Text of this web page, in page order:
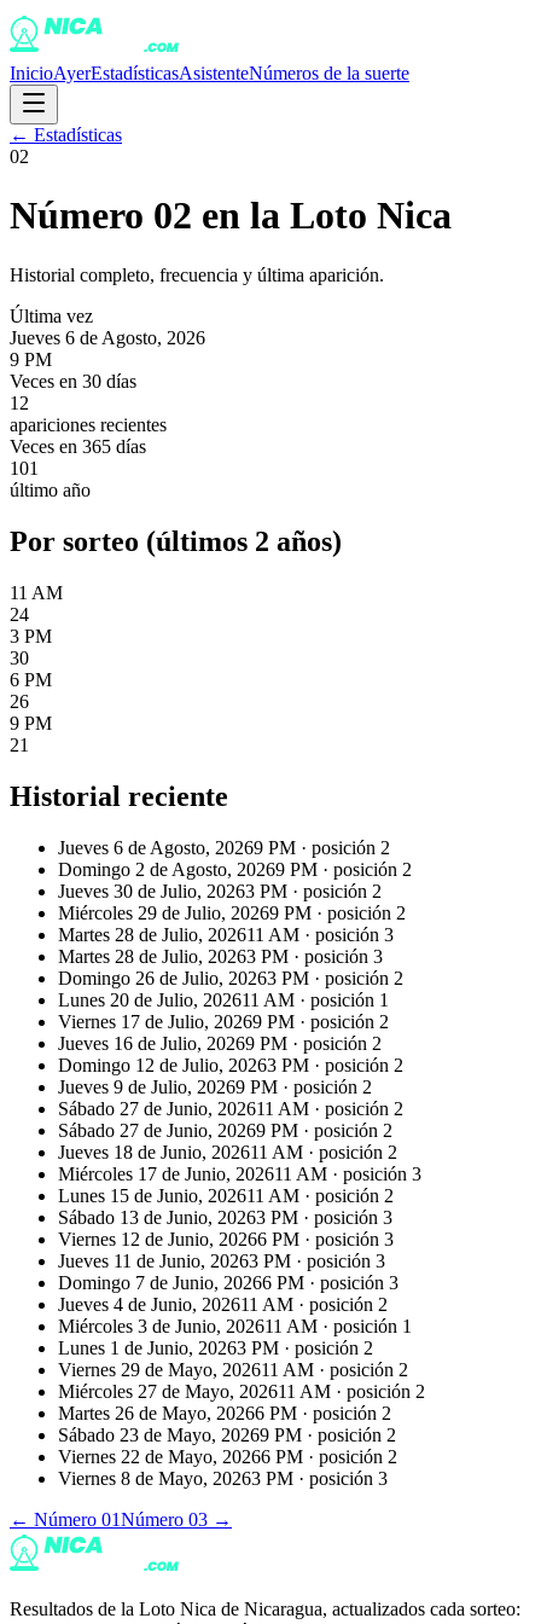
InicioAyerEstadísticasAsistenteNúmeros de la suerte
← Estadísticas
02
Número 02 en la Loto Nica
Historial completo, frecuencia y última aparición.
Última vez
Jueves 6 de Agosto, 2026
9 PM
Veces en 30 días
12
apariciones recientes
Veces en 365 días
101
último año
Por sorteo (últimos 2 años)
11 AM
24
3 PM
30
6 PM
26
9 PM
21
Historial reciente
Jueves 6 de Agosto, 20269 PM · posición 2
Domingo 2 de Agosto, 20269 PM · posición 2
Jueves 30 de Julio, 20263 PM · posición 2
Miércoles 29 de Julio, 20269 PM · posición 2
Martes 28 de Julio, 202611 AM · posición 3
Martes 28 de Julio, 20263 PM · posición 3
Domingo 26 de Julio, 20263 PM · posición 2
Lunes 20 de Julio, 202611 AM · posición 1
Viernes 17 de Julio, 20269 PM · posición 2
Jueves 16 de Julio, 20269 PM · posición 2
Domingo 12 de Julio, 20263 PM · posición 2
Jueves 9 de Julio, 20269 PM · posición 2
Sábado 27 de Junio, 202611 AM · posición 2
Sábado 27 de Junio, 20269 PM · posición 2
Jueves 18 de Junio, 202611 AM · posición 2
Miércoles 17 de Junio, 202611 AM · posición 3
Lunes 15 de Junio, 202611 AM · posición 2
Sábado 13 de Junio, 20263 PM · posición 3
Viernes 12 de Junio, 20266 PM · posición 3
Jueves 11 de Junio, 20263 PM · posición 3
Domingo 7 de Junio, 20266 PM · posición 3
Jueves 4 de Junio, 202611 AM · posición 2
Miércoles 3 de Junio, 202611 AM · posición 1
Lunes 1 de Junio, 20263 PM · posición 2
Viernes 29 de Mayo, 202611 AM · posición 2
Miércoles 27 de Mayo, 202611 AM · posición 2
Martes 26 de Mayo, 20266 PM · posición 2
Sábado 23 de Mayo, 20269 PM · posición 2
Viernes 22 de Mayo, 20266 PM · posición 2
Viernes 8 de Mayo, 20263 PM · posición 3
← Número 01Número 03 →
Resultados de la Loto Nica de Nicaragua, actualizados cada sorteo: